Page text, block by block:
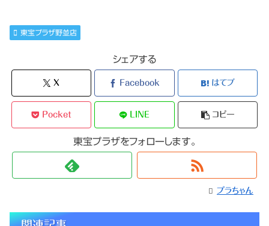
東宝プラザ野並店
シェアする
X Facebook はてブ
Pocket LINE コピー
東宝プラザをフォローします。
プラちゃん